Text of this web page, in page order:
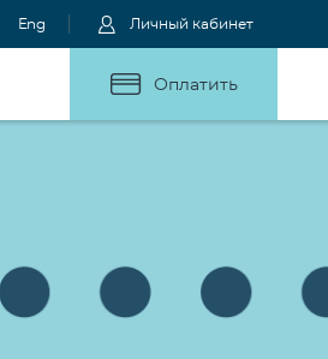
Eng Личный кабинет
Оплатить